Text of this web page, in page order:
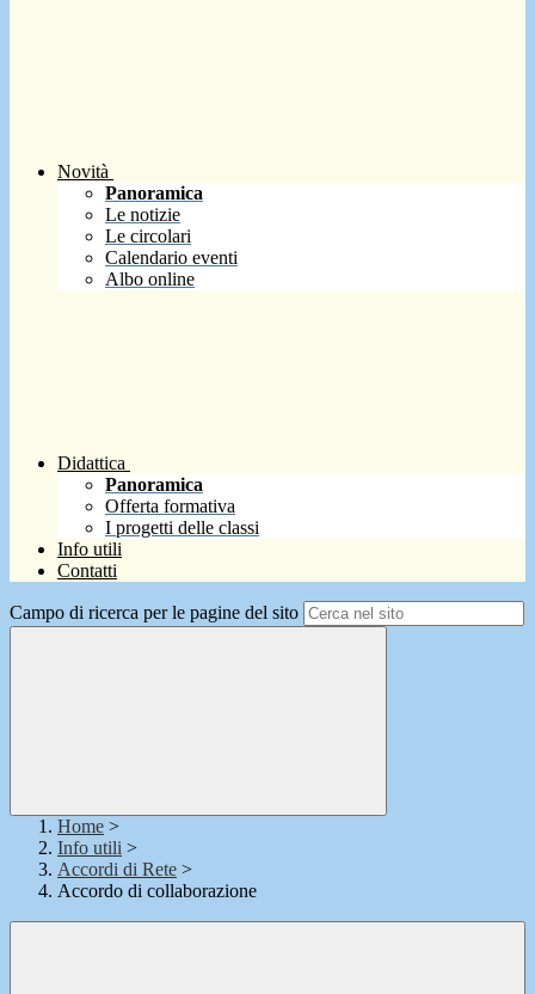
Novità
Panoramica
Le notizie
Le circolari
Calendario eventi
Albo online
Didattica
Panoramica
Offerta formativa
I progetti delle classi
Info utili
Contatti
Campo di ricerca per le pagine del sito
Home >
Info utili >
Accordi di Rete >
Accordo di collaborazione